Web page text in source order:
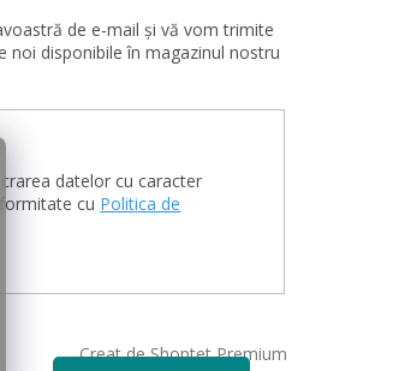
de e-mail şi vă vom trimite
noi disponibile în magazinul nostru
datelor cu caracter
cu Politica de
Creat de Shoptet Premium